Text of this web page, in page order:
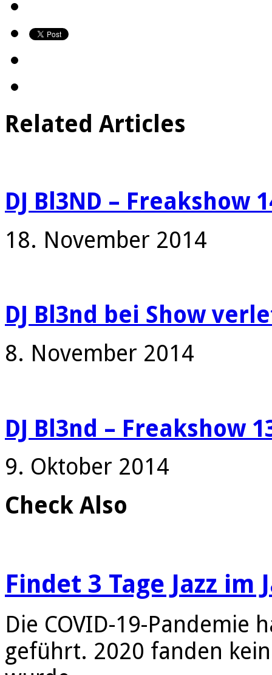
Related Articles
DJ Bl3ND – Freakshow
18. November 2014
DJ Bl3nd bei Show
8. November 2014
DJ Bl3nd – Freakshow
9. Oktober 2014
Check Also
Findet 3 Tage Jazz im
Die COVID-19-Pandemie
geführt. 2020 fanden